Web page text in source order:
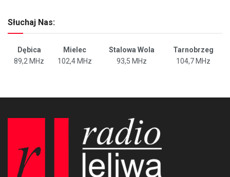
Słuchaj Nas:
Dębica Mielec Stalowa Wola
Tarnobrzeg
89,2 MHz
102,4 MHz 93,5 MHz 104,7 MHz